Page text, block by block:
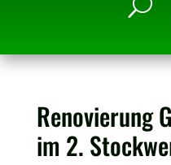
Renovierung
im 2.